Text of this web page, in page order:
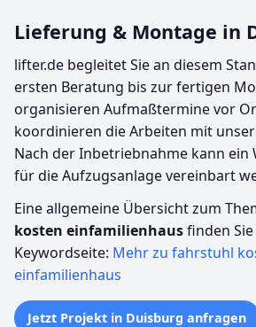
Lieferung & Montage in
lifter.de begleitet Sie an diesem
ersten Beratung bis zur fertigen
organisieren Aufmaßtermine vor
koordinieren die Arbeiten mit
Nach der Inbetriebnahme kann
für die Aufzugsanlage vereinbart
Eine allgemeine Übersicht zum
kosten einfamilienhausfinden
Keywordseite: Mehr zu fahrstuhl
einfamilienhaus
Jetzt Projekt in Duisburg anfragen